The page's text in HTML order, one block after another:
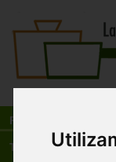
Recetas
Tienda